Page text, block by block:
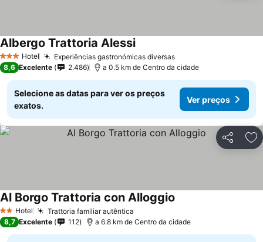
3 EstrelasHotel Experiências gastronómicas diversasVer preços
Albergo Trattoria AlessiVer preços
8,6 Excelente 2.486 a 0.5 km de Centro da cidade
Selecione as datas para ver os preços
exatos.
Ver preços
Partilhar
2 Estrelas
Hotel Trattoria familiar autêntica
Al Borgo Trattoria con Alloggio
8,7 Excelente 112 a 6.8 km de Centro da cidade